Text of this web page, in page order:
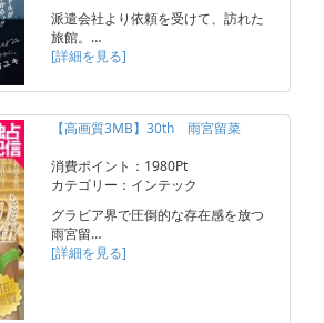
派遣会社より依頼を受けて、訪れた
旅館。…
[詳細を見る]
【高画質3MB】30th 雨宮留菜
消費ポイント：1980Pt
カテゴリー：インテック
グラビア界で圧倒的な存在感を放つ
雨宮留…
[詳細を見る]